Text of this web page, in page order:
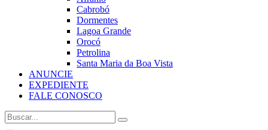
Cabrobó
Dormentes
Lagoa Grande
Orocó
Petrolina
Santa Maria da Boa Vista
ANUNCIE
EXPEDIENTE
FALE CONOSCO